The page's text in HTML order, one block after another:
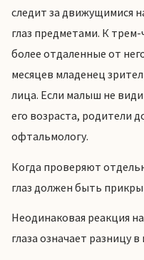
следит за движущимися
глаз предметами. К
более отдаленные от
месяцев младенец
лица. Если малыш не
его возраста, родители
офтальмологу.
Когда проверяют
глаз должен быть
Неодинаковая реакция
глаза означает разницу